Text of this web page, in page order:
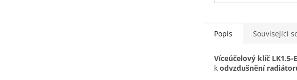
Popis
Související
Víceúčelový klíč LK1.5-E
k odvzdušnění